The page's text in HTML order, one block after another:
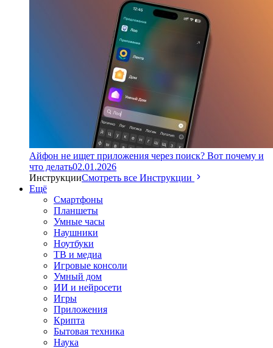
Айфон не ищет приложения через поиск? Вот почему и
что делать02.01.2026
ИнструкцииСмотреть все Инструкции
Ещё
Смартфоны
Планшеты
Умные часы
Наушники
Ноутбуки
ТВ и медиа
Игровые консоли
Умный дом
ИИ и нейросети
Игры
Приложения
Крипта
Бытовая техника
Наука